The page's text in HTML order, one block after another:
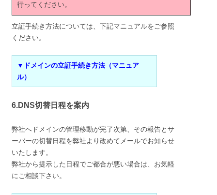
行ってください。
立証手続き方法については、下記マニュアルをご参照
ください。
▼ドメインの立証手続き方法（マニュア
ル）
6.DNS切替日程を案内
弊社へドメインの管理移動が完了次第、その報告とサ
ーバーの切替日程を弊社より改めてメールでお知らせ
いたします。
弊社から提示した日程でご都合が悪い場合は、お気軽
にご相談下さい。